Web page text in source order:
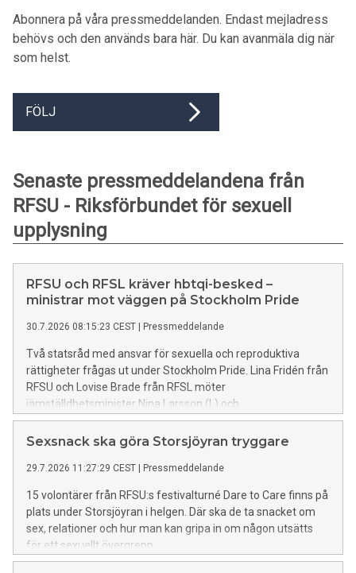
Abonnera på våra pressmeddelanden. Endast mejladress
behövs och den används bara här. Du kan avanmäla dig när
som helst.
FÖLJ
Senaste pressmeddelandena från
RFSU - Riksförbundet för sexuell
upplysning
RFSU och RFSL kräver hbtqi-besked –
ministrar mot väggen på Stockholm Pride
30.7.2026 08:15:23 CEST | Pressmeddelande
Två statsråd med ansvar för sexuella och reproduktiva
rättigheter frågas ut under Stockholm Pride. Lina Fridén från
RFSU och Lovise Brade från RFSL möter
jämställdhetsminister Nina Larsson (L) och
socialtjänstminister Camilla Waltersson Grönvall (M).
Sexsnack ska göra Storsjöyran tryggare
29.7.2026 11:27:29 CEST | Pressmeddelande
15 volontärer från RFSU:s festivalturné Dare to Care finns på
plats under Storsjöyran i helgen. Där ska de ta snacket om
sex, relationer och hur man kan gripa in om någon utsätts
för ett sexuellt övergrepp.